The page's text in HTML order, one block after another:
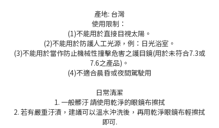
產地: 台灣
使用限制：
(1)不能用於直接目視太陽。
(2)不能用於防護人工光源，例：日光浴室。
(3)不能用於當作防止機械性撞擊危害之護目鏡(用於未符合7.3或
7.6之產品)。
(4)不適合晨昏或夜間駕駛用
日常清潔
1. 一般髒汙 請使用乾淨的眼鏡布擦拭
2. 若有嚴重汙漬，建議可以溫水沖洗後，再用乾淨眼鏡布輕擦拭
即可.